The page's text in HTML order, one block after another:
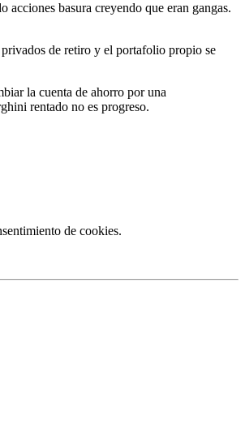
basura creyendo que eran gangas.
de retiro y el portafolio propio se
la cuenta de ahorro por una
rentado no es progreso.
de cookies.